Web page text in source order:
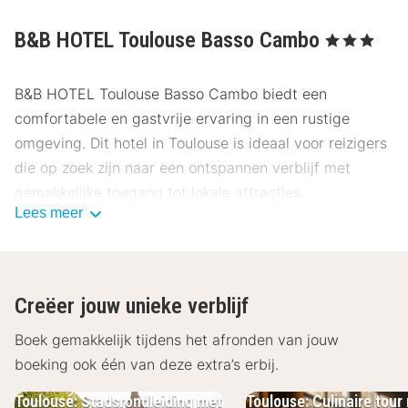
B&B HOTEL Toulouse Basso Cambo , 3 Sterren
B&B HOTEL Toulouse Basso Cambo biedt een
comfortabele en gastvrije ervaring in een rustige
omgeving. Dit hotel in Toulouse is ideaal voor reizigers
die op zoek zijn naar een ontspannen verblijf met
gemakkelijke toegang tot lokale attracties.
uitstekende uitvalsbasis om de stad te verkennen. Met
openbaar vervoer op loopafstand en
parkeergelegenheid beschikbaar, is reizen eenvoudig.
Lees meer
Creëer jouw unieke verblijf
Boek gemakkelijk tijdens het afronden van jouw
boeking ook één van deze extra’s erbij.
Toulouse: Stadsrondleiding met
Toulouse: Culinaire tour